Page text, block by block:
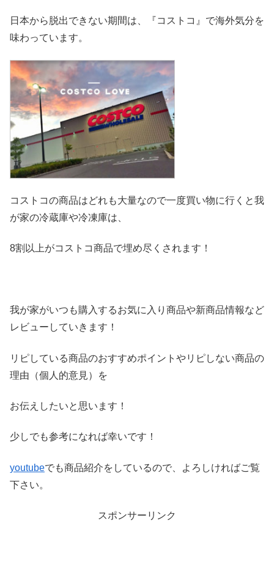
日本から脱出できない期間は、『コストコ』 で海外気分を
味わっています。
コストコの商品はどれも大量なので一度買い物に行くと我
が家の冷蔵庫や冷凍庫は、
8割以上がコストコ商品で埋め尽くされます！
我が家がいつも購入するお気に入り商品や新商品情報など
レビ ューしていきます！
リピしている商品のおすすめポイントやリピしない商品の
理由（個人的意見）を
お伝えしたいと思います！
少しでも参考になれば幸いです！
youtubeでも商品紹介をしているので、よろしければご覧
下さい。
スポンサーリンク